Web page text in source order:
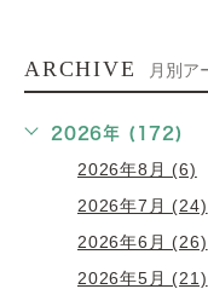
ARCHIVE 月別ア
2026年 (172)
2026年8月 (6)
2026年7月 (24)
2026年6月 (26)
2026年5月 (21)